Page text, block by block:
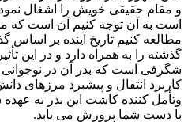
و مقام حقیقی خویش را اشغال
است به آن توجه کنیم آن است که
مطالعه کنیم تاریخ آینده بر
گذشته را به همراه دارد و در این
شگرفی است که بذر آن در نوجوانی
کاربرد انتقال و پیشبرد مرزهای
وتأمل کننده کاشت این بذر به
با دست شما پرورش می یابد.